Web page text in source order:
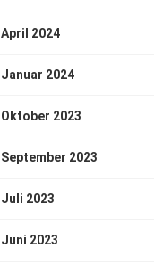
April 2024
Januar 2024
Oktober 2023
September 2023
Juli 2023
Juni 2023